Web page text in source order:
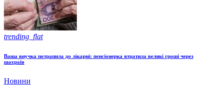
trending_flat
Ваша внучка потрапила до лікарні: пенсіонерка втратила великі гроші через
шахраїв
Новини